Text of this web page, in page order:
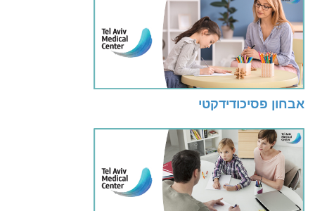
אבחון פסיכודידקטי